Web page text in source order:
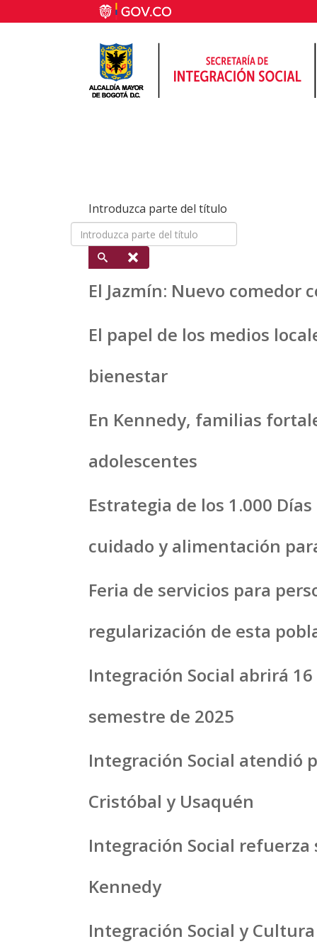
Introduzca parte del título
El Jazmín: Nuevo comedor
El papel de los medios
bienestar
En Kennedy, familias
adolescentes
Estrategia de los 1.000
cuidado y alimentación
Feria de servicios para
regularización de esta
Integración Social abrirá
semestre de 2025
Integración Social atendió
Cristóbal y Usaquén
Integración Social
Kennedy
Integración Social y